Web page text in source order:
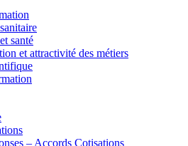
santé
et attractivité des métiers
– Accords Cotisations